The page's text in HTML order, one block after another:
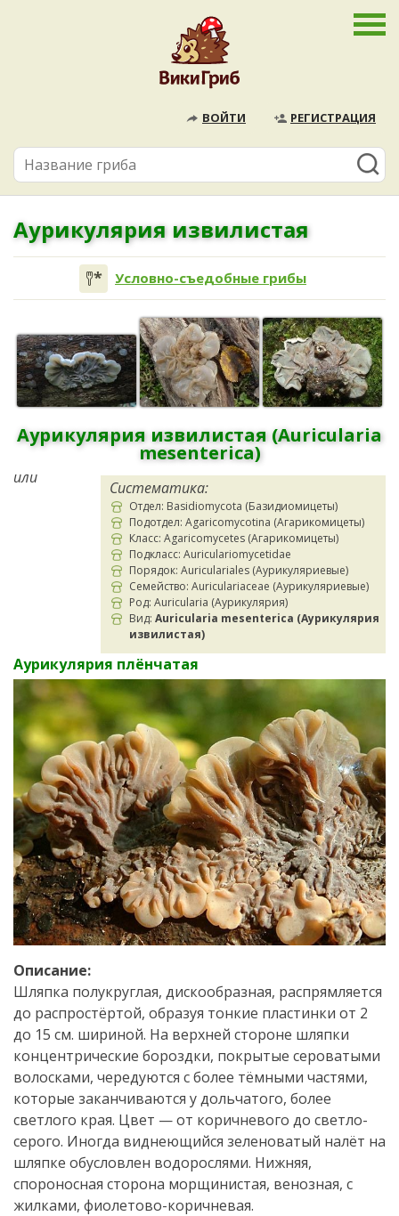
ВОЙТИ РЕГИСТРАЦИЯ
Аурикулярия извилистая
Условно-съедобные грибы
Аурикулярия извилистая (Auricularia
mesenterica)
Систематика:
Отдел: Basidiomycota (Базидиомицеты)
Подотдел: Agaricomycotina (Агарикомицеты)
Класс: Agaricomycetes (Агарикомицеты)
Подкласс: Auriculariomycetidae
Порядок: Auriculariales (Аурикуляриевые)
Семейство: Auriculariaceae (Аурикуляриевые)
Род: Auricularia (Аурикулярия)
Вид: Auricularia mesenterica (Аурикулярия
извилистая)
или
Аурикулярия плёнчатая
Описание:
Шляпка полукруглая, дискообразная, распрямляется
до распростёртой, образуя тонкие пластинки от 2
до 15 см. шириной. На верхней стороне шляпки
концентрические бороздки, покрытые сероватыми
волосками, чередуются с более тёмными частями,
которые заканчиваются у дольчатого, более
светлого края. Цвет — от коричневого до светло-
серого. Иногда виднеющийся зеленоватый налёт на
шляпке обусловлен водорослями. Нижняя,
спороносная сторона морщинистая, венозная, с
жилками, фиолетово-коричневая.